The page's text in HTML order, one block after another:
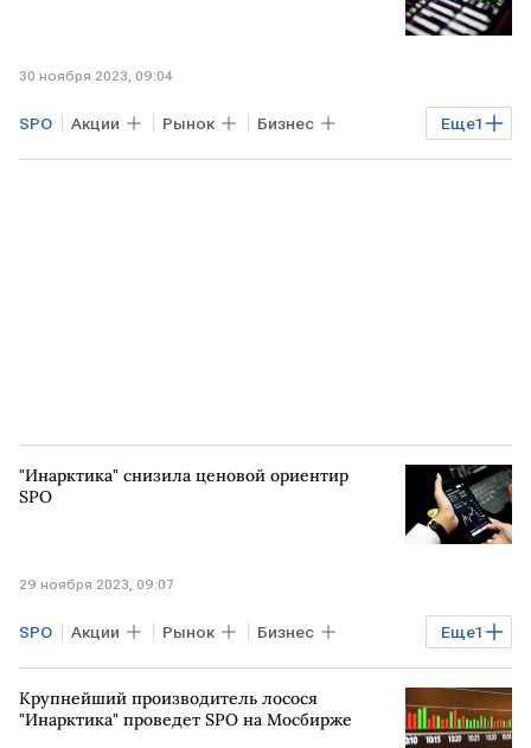
30 ноября 2023, 09:04
Еще1
SPO Акции Рынок Бизнес
Инарктика
"Инарктика" снизила ценовой ориентир
SPO
29 ноября 2023, 09:07
Еще1
SPO Акции Рынок Бизнес
Инарктика
Крупнейший производитель лосося
"Инарктика" проведет SPO на Мосбирже